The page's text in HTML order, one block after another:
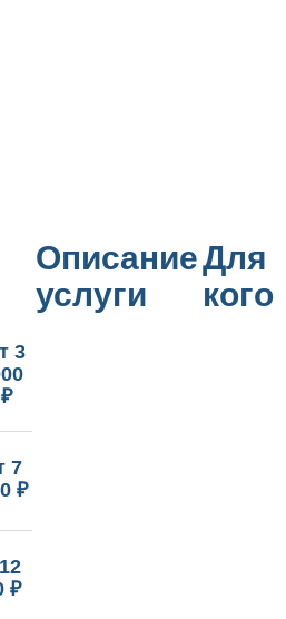
Описание
услуги
Для
кого
3
₽
7
₽
₽